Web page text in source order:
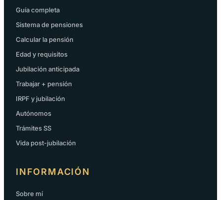
Guía completa
Sistema de pensiones
Calcular la pensión
Edad y requisitos
Jubilación anticipada
Trabajar + pensión
IRPF y jubilación
Autónomos
Trámites SS
Vida post-jubilación
INFORMACIÓN
Sobre mí